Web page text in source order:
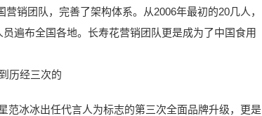
销团队，完善了架构体系。从2006年最初的20几人，
遍布全国各地。长寿花营销团队更是成为了中国食用
历经三次的
范冰冰出任代言人为标志的第三次全面品牌升级，更是